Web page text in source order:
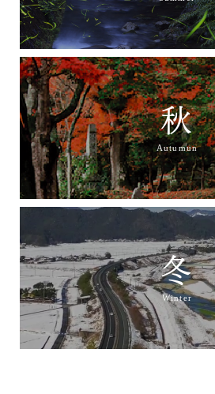
秋
Autumun
冬
Winter